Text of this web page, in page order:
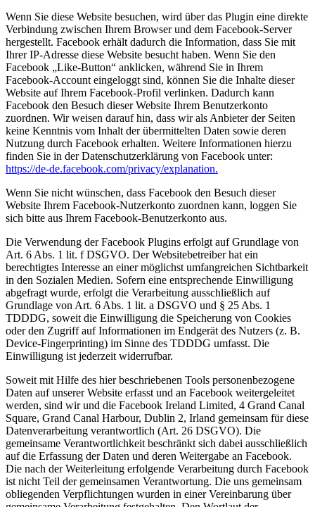
Wenn Sie diese Website besuchen, wird über das Plugin eine direkte
Verbindung zwischen Ihrem Browser und dem Facebook-Server
hergestellt. Facebook erhält dadurch die Information, dass Sie mit
Ihrer IP-Adresse diese Website besucht haben. Wenn Sie den
Facebook „Like-Button“ anklicken, während Sie in Ihrem
Facebook-Account eingeloggt sind, können Sie die Inhalte dieser
Website auf Ihrem Facebook-Profil verlinken. Dadurch kann
Facebook den Besuch dieser Website Ihrem Benutzerkonto
zuordnen. Wir weisen darauf hin, dass wir als Anbieter der Seiten
keine Kenntnis vom Inhalt der übermittelten Daten sowie deren
Nutzung durch Facebook erhalten. Weitere Informationen hierzu
finden Sie in der Datenschutzerklärung von Facebook unter:
https://de-de.facebook.com/privacy/explanation.
Wenn Sie nicht wünschen, dass Facebook den Besuch dieser
Website Ihrem Facebook-Nutzerkonto zuordnen kann, loggen Sie
sich bitte aus Ihrem Facebook-Benutzerkonto aus.
Die Verwendung der Facebook Plugins erfolgt auf Grundlage von
Art. 6 Abs. 1 lit. f DSGVO. Der Websitebetreiber hat ein
berechtigtes Interesse an einer möglichst umfangreichen Sichtbarkeit
in den Sozialen Medien. Sofern eine entsprechende Einwilligung
abgefragt wurde, erfolgt die Verarbeitung ausschließlich auf
Grundlage von Art. 6 Abs. 1 lit. a DSGVO und § 25 Abs. 1
TDDDG, soweit die Einwilligung die Speicherung von Cookies
oder den Zugriff auf Informationen im Endgerät des Nutzers (z. B.
Device-Fingerprinting) im Sinne des TDDDG umfasst. Die
Einwilligung ist jederzeit widerrufbar.
Soweit mit Hilfe des hier beschriebenen Tools personenbezogene
Daten auf unserer Website erfasst und an Facebook weitergeleitet
werden, sind wir und die Facebook Ireland Limited, 4 Grand Canal
Square, Grand Canal Harbour, Dublin 2, Irland gemeinsam für diese
Datenverarbeitung verantwortlich (Art. 26 DSGVO). Die
gemeinsame Verantwortlichkeit beschränkt sich dabei ausschließlich
auf die Erfassung der Daten und deren Weitergabe an Facebook.
Die nach der Weiterleitung erfolgende Verarbeitung durch Facebook
ist nicht Teil der gemeinsamen Verantwortung. Die uns gemeinsam
obliegenden Verpflichtungen wurden in einer Vereinbarung über